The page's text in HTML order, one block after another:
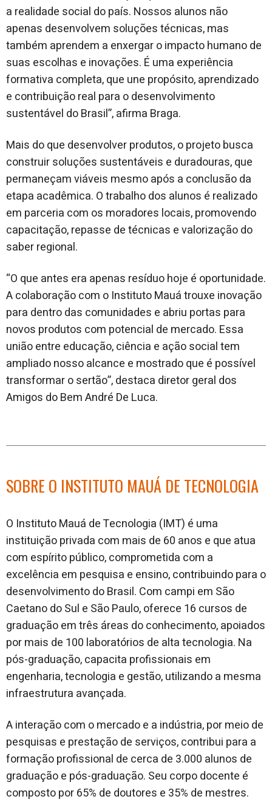
a realidade social do país. Nossos alunos não
apenas desenvolvem soluções técnicas, mas
também aprendem a enxergar o impacto humano de
suas escolhas e inovações. É uma experiência
formativa completa, que une propósito, aprendizado
e contribuição real para o desenvolvimento
sustentável do Brasil”, afirma Braga.
Mais do que desenvolver produtos, o projeto busca
construir soluções sustentáveis e duradouras, que
permaneçam viáveis mesmo após a conclusão da
etapa acadêmica. O trabalho dos alunos é realizado
em parceria com os moradores locais, promovendo
capacitação, repasse de técnicas e valorização do
saber regional.
“O que antes era apenas resíduo hoje é oportunidade.
A colaboração com o Instituto Mauá trouxe inovação
para dentro das comunidades e abriu portas para
novos produtos com potencial de mercado. Essa
união entre educação, ciência e ação social tem
ampliado nosso alcance e mostrado que é possível
transformar o sertão”, destaca diretor geral dos
Amigos do Bem André De Luca.
SOBRE O INSTITUTO MAUÁ DE TECNOLOGIA
O Instituto Mauá de Tecnologia (IMT) é uma
instituição privada com mais de 60 anos e que atua
com espírito público, comprometida com a
excelência em pesquisa e ensino, contribuindo para o
desenvolvimento do Brasil. Com campi em São
Caetano do Sul e São Paulo, oferece 16 cursos de
graduação em três áreas do conhecimento, apoiados
por mais de 100 laboratórios de alta tecnologia. Na
pós-graduação, capacita profissionais em
engenharia, tecnologia e gestão, utilizando a mesma
infraestrutura avançada.
A interação com o mercado e a indústria, por meio de
pesquisas e prestação de serviços, contribui para a
formação profissional de cerca de 3.000 alunos de
graduação e pós-graduação. Seu corpo docente é
composto por 65% de doutores e 35% de mestres.